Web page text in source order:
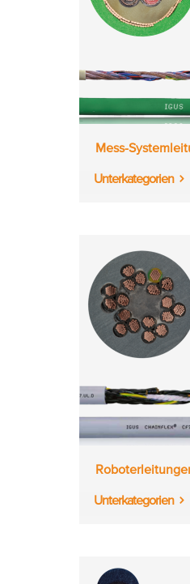
Mess-
Unterkategorien
Unterkategorien